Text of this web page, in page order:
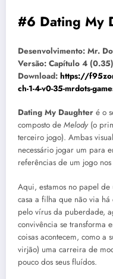
#6 Dating My
Desenvolvimento: Mr.
Versão: Capítulo 4 (0.35)
Download: https://
ch-1-4-v0-35-mrdots-
Dating My Daughter é o
composto de Melody (o
terceiro jogo). Ambas
necessário jogar um para
referências de um jogo nos
Aqui, estamos no papel
casa a filha que não via
pelo vírus da puberdade,
convivência se transforma
coisas acontecem, como a
virjão) uma carreira de
pouco dos seus fluídos.